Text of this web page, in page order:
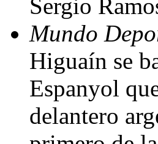
Sergio
Mundo
Higuaín se
Espanyol
delantero